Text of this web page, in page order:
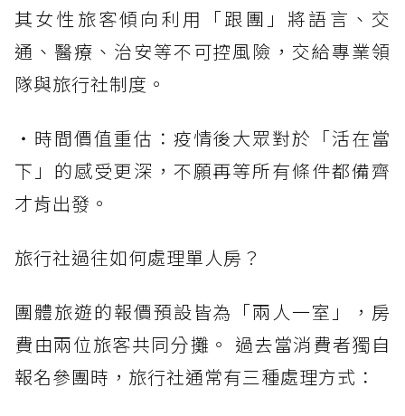
其女性旅客傾向利用「跟團」將語言、交
通、醫療、治安等不可控風險，交給專業領
隊與旅行社制度。
・時間價值重估：疫情後大眾對於「活在當
下」的感受更深，不願再等所有條件都備齊
才肯出發。
旅行社過往如何處理單人房？
團體旅遊的報價預設皆為「兩人一室」，房
費由兩位旅客共同分攤。 過去當消費者獨自
報名參團時，旅行社通常有三種處理方式：